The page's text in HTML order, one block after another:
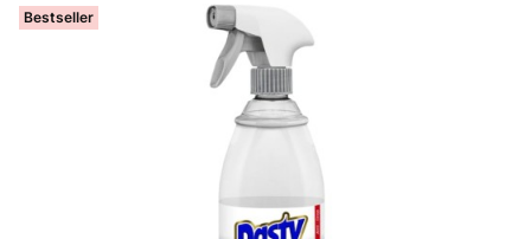
Bestseller